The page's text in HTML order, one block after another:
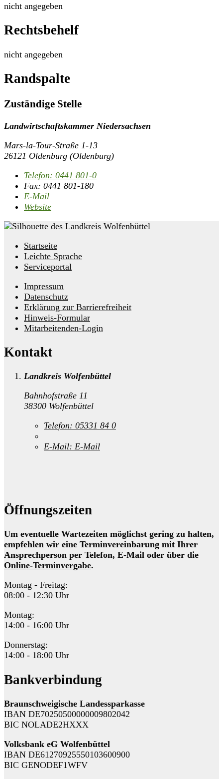
nicht angegeben
Rechtsbehelf
nicht angegeben
Randspalte
Zuständige Stelle
Landwirtschaftskammer Niedersachsen
Mars-la-Tour-Straße 1-13
26121 Oldenburg (Oldenburg)
Telefon: 0441 801-0
Fax: 0441 801-180
E-Mail
Website
Startseite
Leichte Sprache
Serviceportal
Impressum
Datenschutz
Erklärung zur Barrierefreiheit
Hinweis-Formular
Mitarbeitenden-Login
Kontakt
Landkreis Wolfenbüttel
Bahnhofstraße 11
38300 Wolfenbüttel
Telefon: 05331 84 0
E-Mail: E-Mail
Öffnungszeiten
Um eventuelle Wartezeiten möglichst gering zu halten,
empfehlen wir eine Terminvereinbarung mit Ihrer
Ansprechperson per Telefon, E-Mail oder über die
Online-Terminvergabe.
Montag - Freitag:
08:00 - 12:30 Uhr
Montag:
14:00 - 16:00 Uhr
Donnerstag:
14:00 - 18:00 Uhr
Bankverbindung
Braunschweigische Landessparkasse
IBAN DE70250500000009802042
BIC NOLADE2HXXX
Volksbank eG Wolfenbüttel
IBAN DE61270925550103600900
BIC GENODEF1WFV